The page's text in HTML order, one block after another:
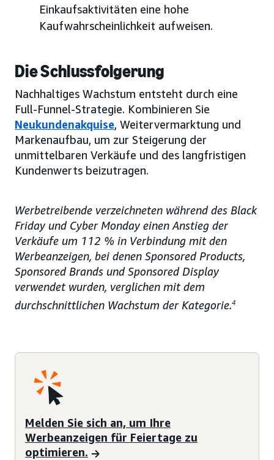
Einkaufsaktivitäten eine hohe
Kaufwahrscheinlichkeit aufweisen.
Die Schlussfolgerung
Nachhaltiges Wachstum entsteht durch eine
Full-Funnel-Strategie. Kombinieren Sie
Neukundenakquise, Weitervermarktung und
Markenaufbau, um zur Steigerung der
unmittelbaren Verkäufe und des langfristigen
Kundenwerts beizutragen.
Werbetreibende verzeichneten während des Black
Friday und Cyber Monday einen Anstieg der
Verkäufe um 112 % in Verbindung mit den
Werbeanzeigen, bei denen Sponsored Products,
Sponsored Brands und Sponsored Display
verwendet wurden, verglichen mit dem
durchschnittlichen Wachstum der Kategorie.4
Melden Sie sich an, um Ihre
Werbeanzeigen für Feiertage zu
optimieren.